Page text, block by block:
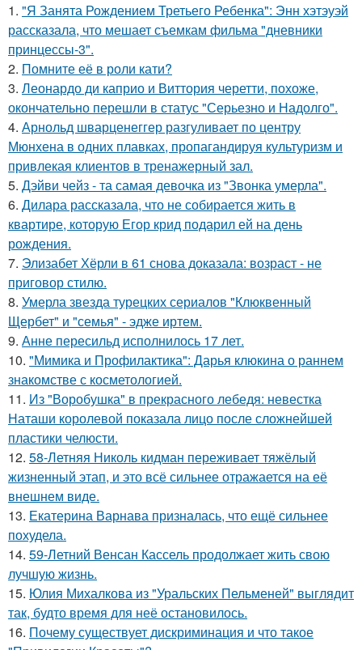
1. "Я Занята Рождением Третьего Ребенка": Энн хэтэуэй
рассказала, что мешает съемкам фильма "дневники
принцессы-3".
2. Помните её в роли кати?
3. Леонардо ди каприо и Виттория черетти, похоже,
окончательно перешли в статус "Серьезно и Надолго".
4. Арнольд шварценеггер разгуливает по центру
Мюнхена в одних плавках, пропагандируя культуризм и
привлекая клиентов в тренажерный зал.
5. Дэйви чейз - та самая девочка из "Звонка умерла".
6. Дилара рассказала, что не собирается жить в
квартире, которую Егор крид подарил ей на день
рождения.
7. Элизабет Хёрли в 61 снова доказала: возраст - не
приговор стилю.
8. Умерла звезда турецких сериалов "Клюквенный
Щербет" и "семья" - эдже иртем.
9. Анне пересильд исполнилось 17 лет.
10. "Мимика и Профилактика": Дарья клюкина о раннем
знакомстве с косметологией.
11. Из "Воробушка" в прекрасного лебедя: невестка
Наташи королевой показала лицо после сложнейшей
пластики челюсти.
12. 58-Летняя Николь кидман переживает тяжёлый
жизненный этап, и это всё сильнее отражается на её
внешнем виде.
13. Екатерина Варнава призналась, что ещё сильнее
похудела.
14. 59-Летний Венсан Кассель продолжает жить свою
лучшую жизнь.
15. Юлия Михалкова из "Уральских Пельменей" выглядит
так, будто время для неё остановилось.
16. Почему существует дискриминация и что такое